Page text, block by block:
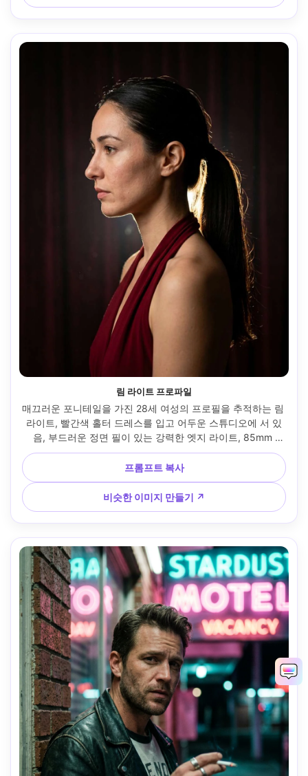
림 라이트 프로파일
매끄러운 포니테일을 가진 28세 여성의 프로필을 추적하는 림
라이트, 빨간색 홀터 드레스를 입고 어두운 스튜디오에 서 있
음, 부드러운 정면 필이 있는 강력한 엣지 라이트, 85mm
f/1.4, 림 조명 프로필 구성, 강력하고 신비로운 무드, 포토리얼
리즘 디테일, 깔끔한 하이라이트, 자연스러운 그림자, 고해상
도 --ar 4:5
프롬프트 복사
비슷한 이미지 만들기 ↗